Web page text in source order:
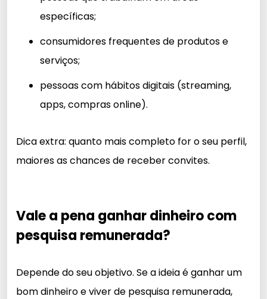
específicas;
consumidores frequentes de produtos e
serviços;
pessoas com hábitos digitais (streaming,
apps, compras online).
Dica extra: quanto mais completo for o seu perfil,
maiores as chances de receber convites.
Vale a pena ganhar dinheiro com
pesquisa remunerada?
Depende do seu objetivo. Se a ideia é ganhar um
bom dinheiro e viver de pesquisa remunerada,